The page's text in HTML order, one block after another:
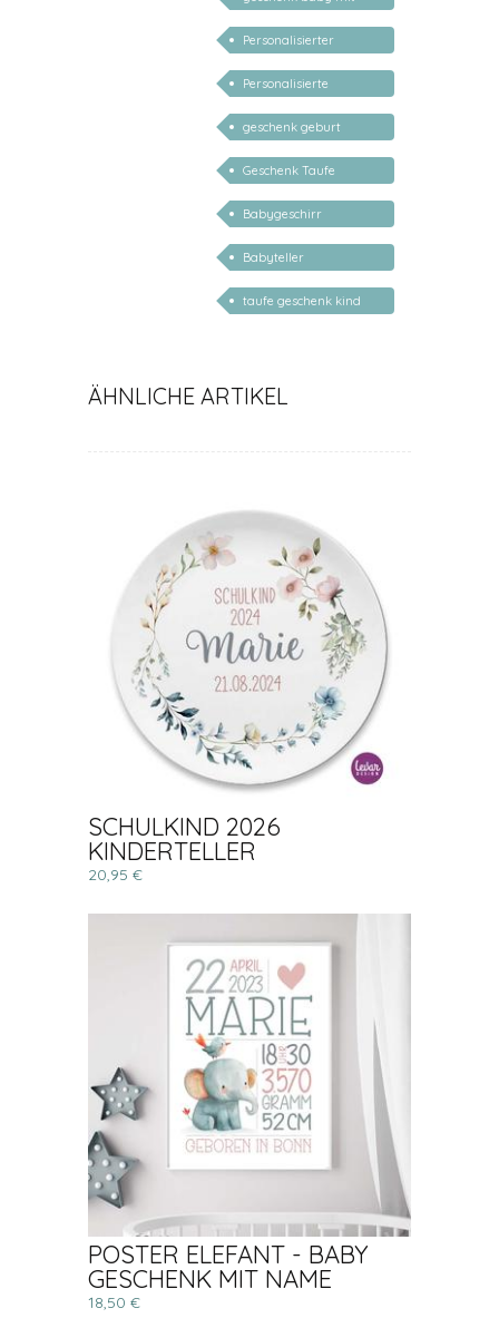
namen
Personalisierter
Babyteller
Personalisierte
Geschenke für Kinder
geschenk geburt
personalisiert
Geschenk Taufe
personalisiert
Babygeschirr
personalisiert
Babyteller
personalisiert
taufe geschenk kind
ÄHNLICHE ARTIKEL
SCHULKIND 2026
KINDERTELLER
20,95 €
POSTER ELEFANT - BABY
GESCHENK MIT NAME
18,50 €